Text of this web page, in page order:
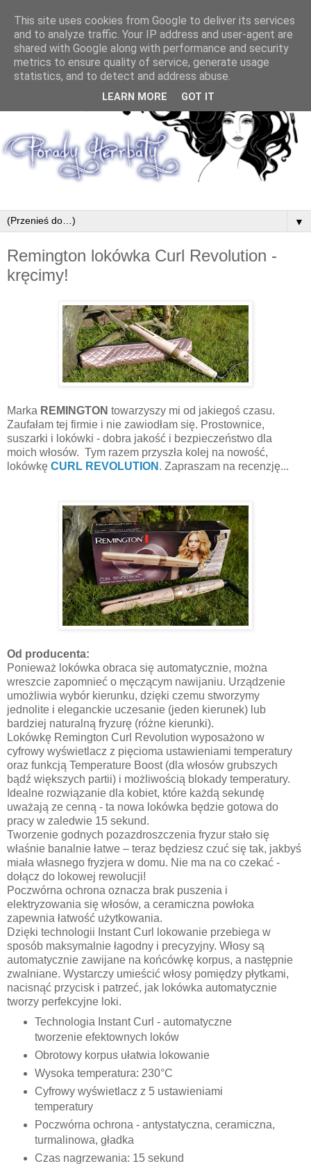
▼
Remington lokówka Curl Revolution -
kręcimy!
Marka REMINGTON towarzyszy mi od jakiegoś czasu.
Zaufałam tej firmie i nie zawiodłam się. Prostownice,
suszarki i lokówki - dobra jakość i bezpieczeństwo dla
moich włosów. Tym razem przyszła kolej na nowość,
lokówkę CURL REVOLUTION . Zapraszam na recenzję...
Od producenta:
Ponieważ lokówka obraca się automatycznie, można
wreszcie zapomnieć o męczącym nawijaniu. Urządzenie
umożliwia wybór kierunku, dzięki czemu stworzymy
jednolite i eleganckie uczesanie (jeden kierunek) lub
bardziej naturalną fryzurę (różne kierunki).
Lokówkę Remington Curl Revolution wyposażono w
cyfrowy wyświetlacz z pięcioma ustawieniami temperatury
oraz funkcją Temperature Boost (dla włosów grubszych
bądź większych partii) i możliwością blokady temperatury.
Idealne rozwiązanie dla kobiet, które każdą sekundę
uważają ze cenną - ta nowa lokówka będzie gotowa do
pracy w zaledwie 15 sekund.
Tworzenie godnych pozazdroszczenia fryzur stało się
właśnie banalnie łatwe – teraz będziesz czuć się tak, jakbyś
miała własnego fryzjera w domu. Nie ma na co czekać -
dołącz do lokowej rewolucji!
Poczwórna ochrona oznacza brak puszenia i
elektryzowania się włosów, a ceramiczna powłoka
zapewnia łatwość użytkowania.
Dzięki technologii Instant Curl lokowanie przebiega w
sposób maksymalnie łagodny i precyzyjny. Włosy są
automatycznie zawijane na końcówkę korpus, a następnie
zwalniane. Wystarczy umieścić włosy pomiędzy płytkami,
nacisnąć przycisk i patrzeć, jak lokówka automatycznie
tworzy perfekcyjne loki.
Technologia Instant Curl - automatyczne
tworzenie efektownych loków
Obrotowy korpus ułatwia lokowanie
Wysoka temperatura: 230°C
Cyfrowy wyświetlacz z 5 ustawieniami
temperatury
Poczwórna ochrona - antystatyczna, ceramiczna,
turmalinowa, gładka
Czas nagrzewania: 15 sekund
This site uses cookies from Google to deliver its services
and to analyze traffic. Your IP address and user-agent are
shared with Google along with performance and security
metrics to ensure quality of service, generate usage
statistics, and to detect and address abuse.
LEARN MORE GOT IT